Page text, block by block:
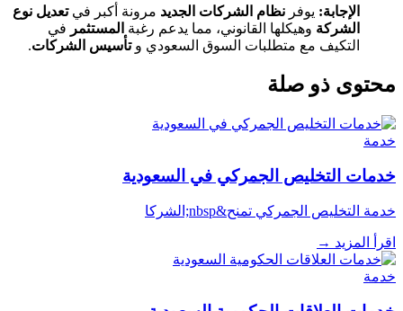
الإجابة: يوفر نظام الشركات الجديد مرونة أكبر فيتعديل نوع
الشركة وهيكلها القانوني، مما يدعم رغبة المستثمر في
التكيف مع متطلبات السوق السعودي وتأسيس الشركات.
محتوى ذو صلة
خدمة
خدمات التخليص الجمركي في السعودية
خدمة التخليص الجمركي تمنح&nbsp;الشركا
اقرأ المزيد →
خدمة